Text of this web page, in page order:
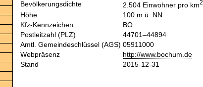
Bevölkerungsdichte 2.504 Einwohner pro km2
Höhe
100 m ü. NN
Kfz-Kennzeichen
BO
Postleitzahl (PLZ)
44701–44894
Amtl. Gemeindeschlüssel (AGS) 05911000
Webpräsenz
http://www.bochum.de
Stand
2015-12-31